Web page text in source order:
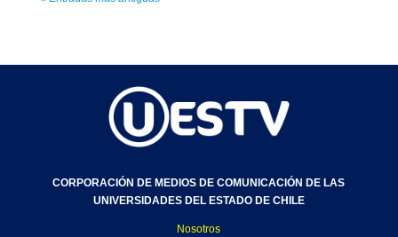
CORPORACIÓN DE MEDIOS DE COMUNICACIÓN DE LAS
UNIVERSIDADES DEL ESTADO DE CHILE
Nosotros